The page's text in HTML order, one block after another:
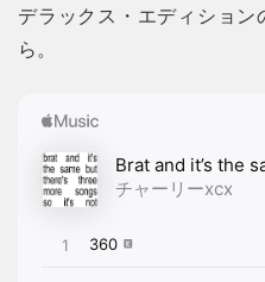
デラックス・エディショ
ら。